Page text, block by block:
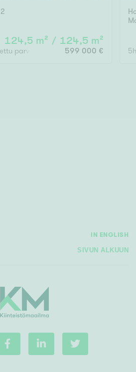
124,5 m² / 124,5 m²
parveke ja ranskal. parveke
599 000 €
IN ENGLISH
SIVUN ALKUUN